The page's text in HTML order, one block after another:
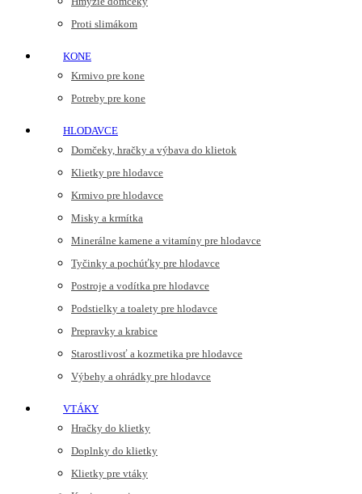
Proti slimákom
KONE
Krmivo pre kone
Potreby pre kone
HLODAVCE
Domčeky, hračky a výbava do klietok
Klietky pre hlodavce
Krmivo pre hlodavce
Misky a krmítka
Minerálne kamene a vitamíny pre hlodavce
Tyčinky a pochúťky pre hlodavce
Postroje a vodítka pre hlodavce
Podstielky a toalety pre hlodavce
Prepravky a krabice
Starostlivosť a kozmetika pre hlodavce
Výbehy a ohrádky pre hlodavce
VTÁKY
Hračky do klietky
Doplnky do klietky
Klietky pre vtáky